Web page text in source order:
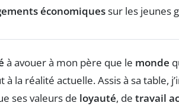
économiquessur les jeunes
à avouer à mon père que le monde
la réalité actuelle. Assis à sa table,
ses valeurs de loyauté, de travail